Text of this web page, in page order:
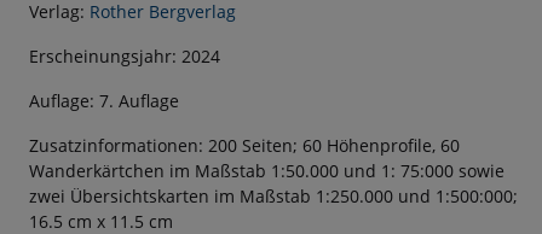
Verlag: Rother Bergverlag
Erscheinungsjahr: 2024
Auflage: 7. Auflage
Zusatzinformationen: 200 Seiten; 60 Höhenprofile, 60
Wanderkärtchen im Maßstab 1:50.000 und 1: 75:000 sowie
zwei Übersichtskarten im Maßstab 1:250.000 und 1:500:000;
16.5 cm x 11.5 cm